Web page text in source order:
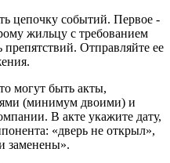
цепочку событий. Первое -
жильцу с требованием
Отправляйте ее
могут быть акты,
(минимум двоими) и
В акте укажите дату,
«дверь не открыл»,
заменены».